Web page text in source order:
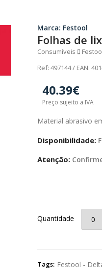
Marca: Festool
Folhas de
Consumíveis
Ref: 497144 / EAN:
40.39€
Preço sujeito a IVA
Material abrasivo
Disponibilidade:
Atenção:
Quantidade
Tags: Festool -